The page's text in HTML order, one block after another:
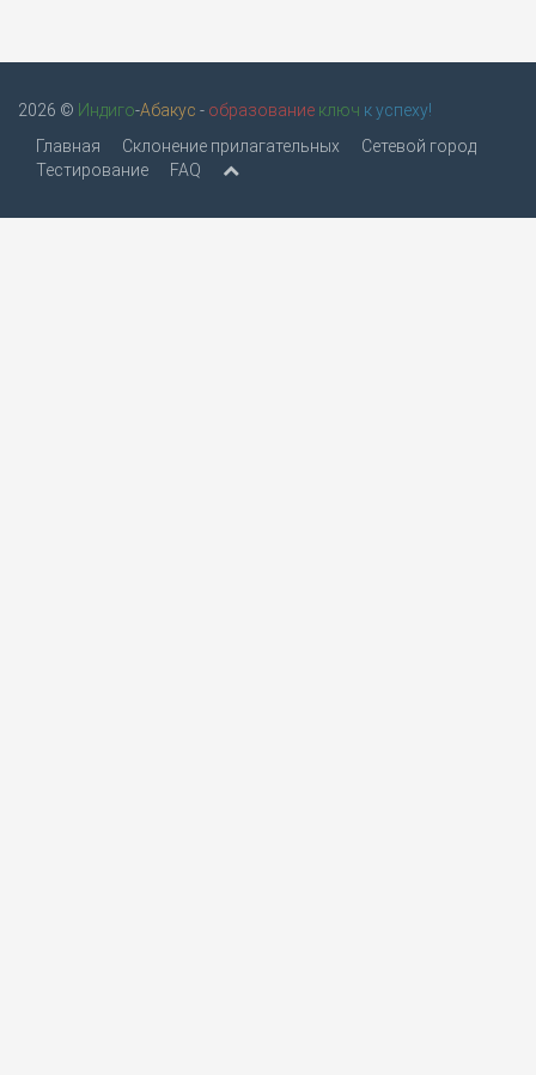
2026 © Индиго-Абакус - образование ключ к успеху!
Главная
Склонение прилагательных
Сетевой город
Тестирование
FAQ